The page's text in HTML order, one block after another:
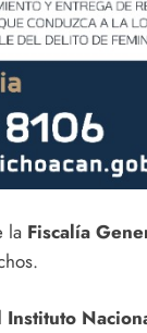
la Fiscalía
Instituto